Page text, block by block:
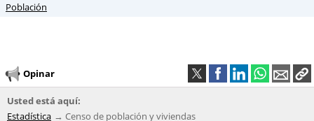
Población
Opinar
Usted está aquí:
Estadística
Censo de población y viviendas